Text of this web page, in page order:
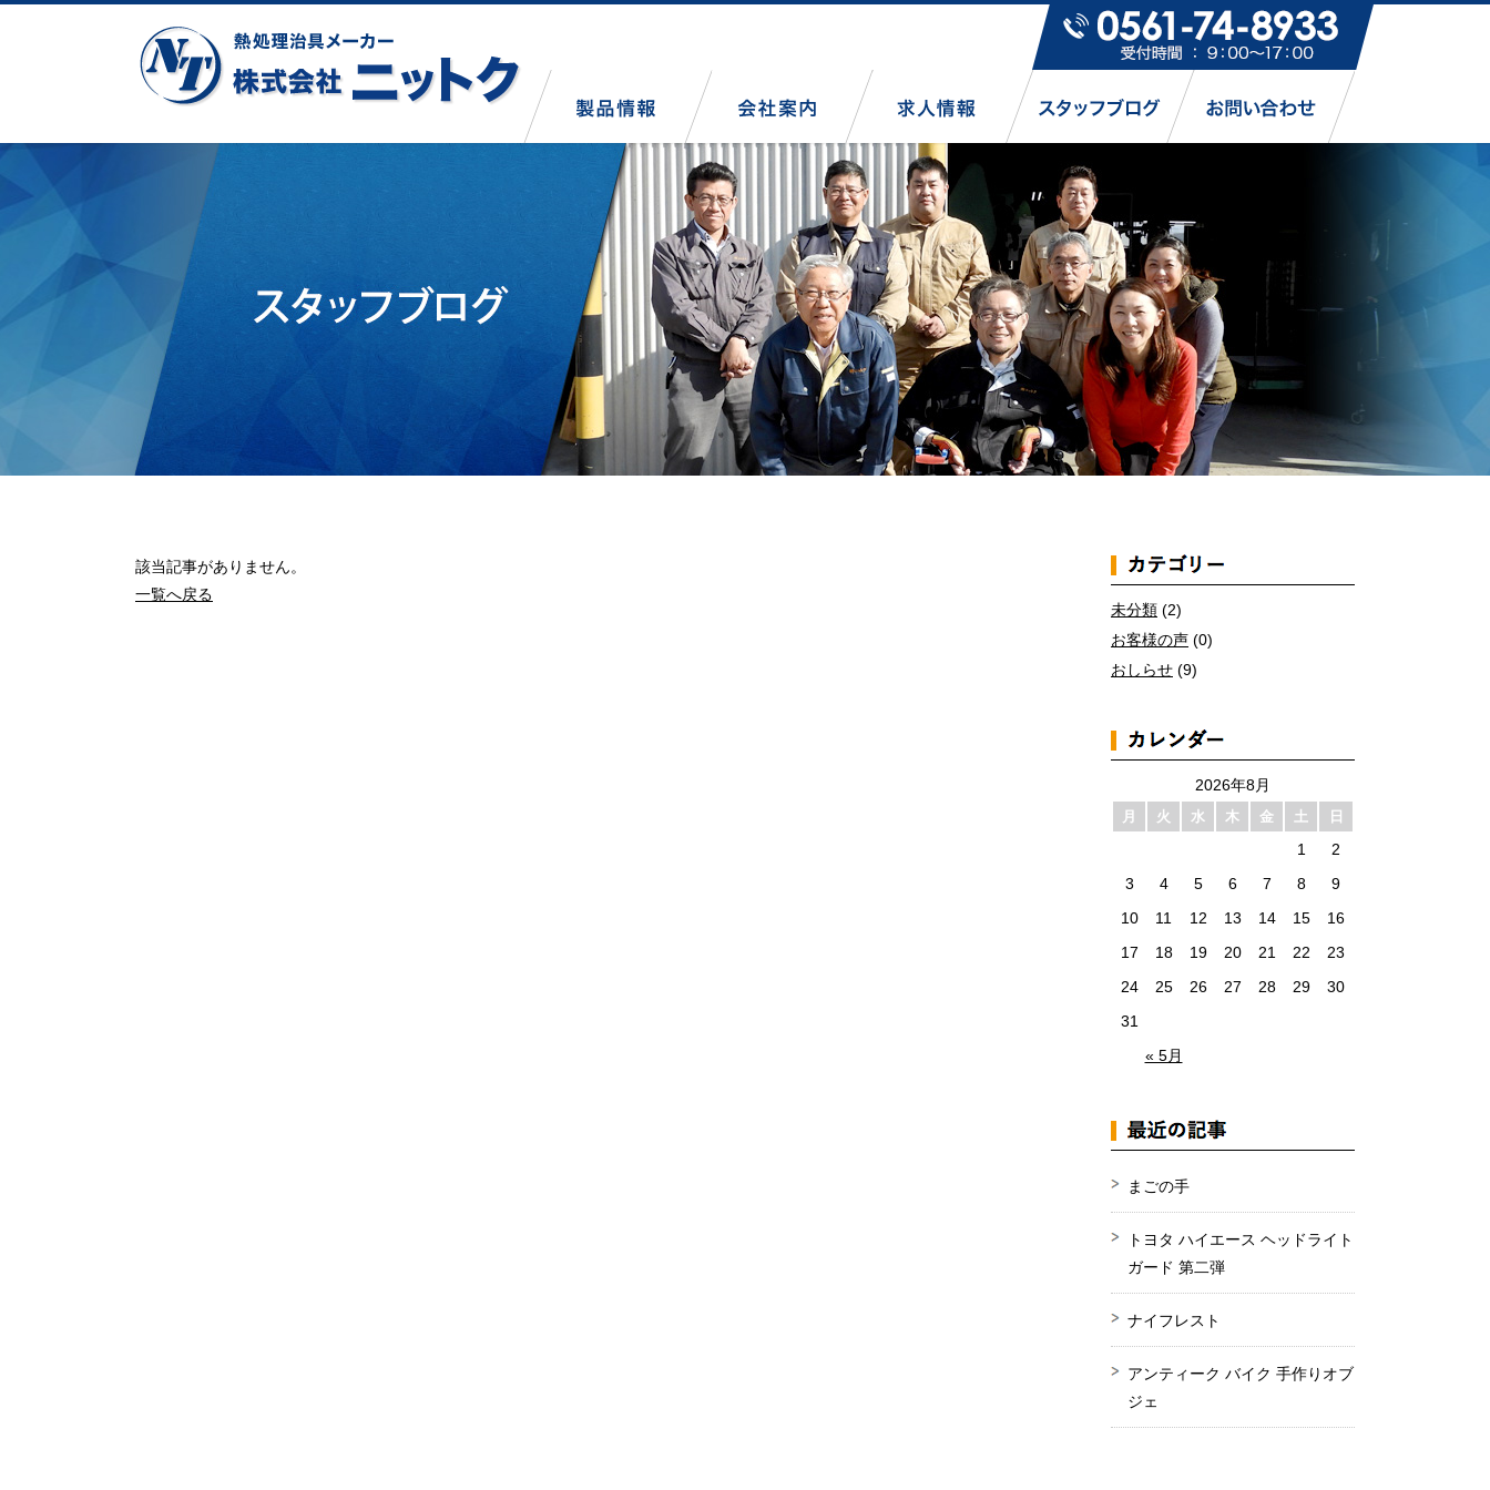
該当記事がありません。
一覧へ戻る
未分類 (2)
お客様の声 (0)
おしらせ (9)
2026年8月
月 火 水 木 金 土 日
« 5月
1
2
3
4 5 6 7 8
9
10
11 12 13 14 15
16
17
18 19 20 21 22
23
24
25 26 27 28 29
30
31
まごの手
トヨタ ハイエース ヘッドライト
ガード 第二弾
ナイフレスト
アンティーク バイク 手作りオブ
ジェ